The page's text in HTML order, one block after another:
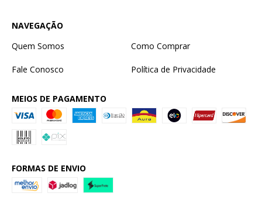
NAVEGAÇÃO
Quem Somos
Como Comprar
Fale Conosco Política de Privacidade
MEIOS DE PAGAMENTO
FORMAS DE ENVIO